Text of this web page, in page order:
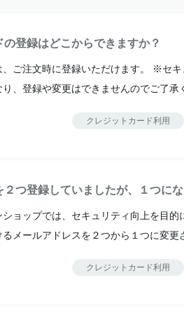
登録はどこからできますか？
、ご注文時に登録いただけます。 ※セ
、登録や変更はできませんのでご了承
クレジットカード利用
２つ登録していましたが、１つに
ョップでは、セキュリティ向上を目
メールアドレスを２つから１つに変更
クレジットカード利用